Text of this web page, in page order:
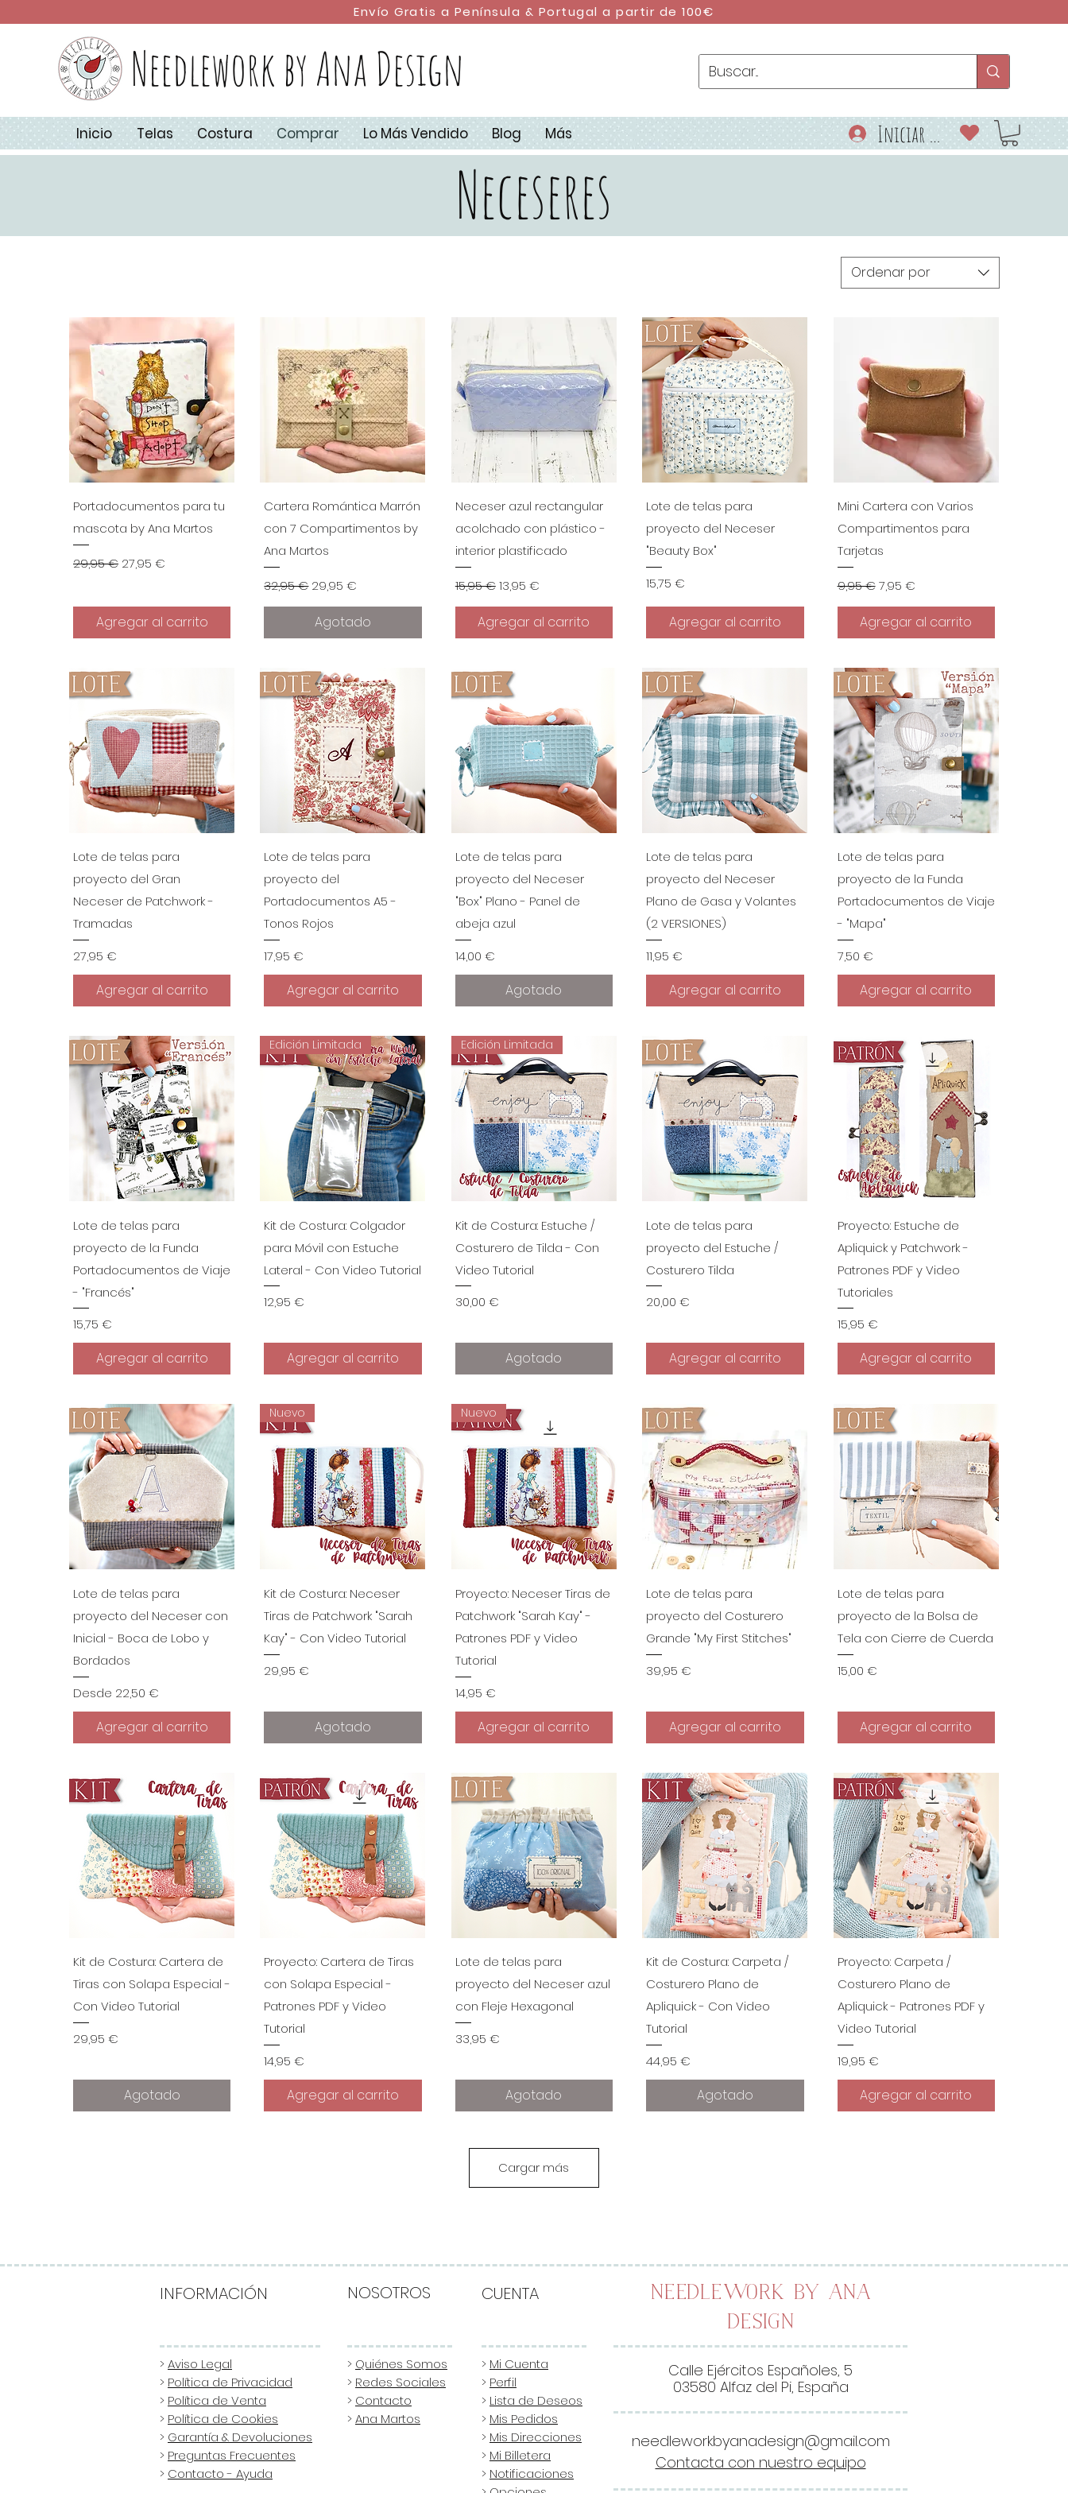
Envío Gratis a Península & Portugal a partir de 100€
Needlework by Ana Design
Inicio Telas Costura Comprar Lo Más Vendido Blog Más Iniciar sesión
Neceseres
Ordenar por
Vista rápida
Portadocumentos para tu
mascota by Ana Martos
Precio
29,95 € Precio de oferta
27,95 €
Agregar al carrito
Vista rápida
Cartera Romántica Marrón
con 7 Compartimentos by
Ana Martos
Precio
32,95 € Precio de oferta
29,95 €
Agotado
Vista rápida
Neceser azul rectangular
acolchado con plástico -
interior plastificado
Precio
15,95 € Precio de oferta
13,95 €
Agregar al carrito
Vista rápida
Lote de telas para
proyecto del Neceser
"Beauty Box"
Precio
15,75 €
Agregar al carrito
Vista rápida
Mini Cartera con Varios
Compartimentos para
Tarjetas
Precio
9,95 € Precio de oferta
7,95 €
Agregar al carrito
Vista rápida
Lote de telas para
proyecto del Gran
Neceser de Patchwork -
Tramadas
Precio
27,95 €
Agregar al carrito
Vista rápida
Lote de telas para
proyecto del
Portadocumentos A5 -
Tonos Rojos
Precio
17,95 €
Agregar al carrito
Vista rápida
Lote de telas para
proyecto del Neceser
"Box" Plano - Panel de
abeja azul
Precio
14,00 €
Agotado
Vista rápida
Lote de telas para
proyecto del Neceser
Plano de Gasa y Volantes
(2 VERSIONES)
Precio
11,95 €
Agregar al carrito
Vista rápida
Lote de telas para
proyecto de la Funda
Portadocumentos de Viaje
- "Mapa"
Precio
7,50 €
Agregar al carrito
Vista rápida
Lote de telas para
proyecto de la Funda
Portadocumentos de Viaje
- "Francés"
Precio
15,75 €
Agregar al carrito
Vista rápida
Edición Limitada
Kit de Costura: Colgador
para Móvil con Estuche
Lateral - Con Video Tutorial
Precio
12,95 €
Agregar al carrito
Vista rápida
Edición Limitada
Kit de Costura: Estuche /
Costurero de Tilda - Con
Video Tutorial
Precio
30,00 €
Agotado
Vista rápida
Lote de telas para
proyecto del Estuche /
Costurero Tilda
Precio
20,00 €
Agregar al carrito
Vista rápida
Proyecto: Estuche de
Apliquick y Patchwork -
Patrones PDF y Video
Tutoriales
Precio
15,95 €
Agregar al carrito
Vista rápida
Lote de telas para
proyecto del Neceser con
Inicial - Boca de Lobo y
Bordados
Desde 22,50 €
Precio de oferta
Agregar al carrito
Vista rápida
Nuevo
Kit de Costura: Neceser
Tiras de Patchwork "Sarah
Kay" - Con Video Tutorial
Precio
29,95 €
Agotado
Vista rápida
Nuevo
Proyecto: Neceser Tiras de
Patchwork "Sarah Kay" -
Patrones PDF y Video
Tutorial
Precio
14,95 €
Agregar al carrito
Vista rápida
Lote de telas para
proyecto del Costurero
Grande "My First Stitches"
Precio
39,95 €
Agregar al carrito
Vista rápida
Lote de telas para
proyecto de la Bolsa de
Tela con Cierre de Cuerda
Precio
15,00 €
Agregar al carrito
Vista rápida
Kit de Costura: Cartera de
Tiras con Solapa Especial -
Con Video Tutorial
Precio
29,95 €
Agotado
Vista rápida
Proyecto: Cartera de Tiras
con Solapa Especial -
Patrones PDF y Video
Tutorial
Precio
14,95 €
Agregar al carrito
Vista rápida
Lote de telas para
proyecto del Neceser azul
con Fleje Hexagonal
Precio
33,95 €
Agotado
Vista rápida
Kit de Costura: Carpeta /
Costurero Plano de
Apliquick - Con Video
Tutorial
Precio
44,95 €
Agotado
Vista rápida
Proyecto: Carpeta /
Costurero Plano de
Apliquick - Patrones PDF y
Video Tutorial
Precio
19,95 €
Agregar al carrito
Cargar más
INFORMACIÓN
>Aviso Legal
> Política de Privacidad
> Política de Venta
> Política de Cookies
> Garantía & Devoluciones
> Preguntas Frecuentes
> Contacto - Ayuda
NOSOTROS
> Quiénes Somos
> Redes Sociales
> Contacto
>Ana Martos
CUENTA
> Mi Cuenta
> Perfil
> Lista de Deseos
> Mis Pedidos
> Mis Direcciones
> Mi Billetera
> Notificaciones
Needlework by Ana
Design
Calle Ejércitos Españoles, 5
03580 Alfaz del Pi, España
needleworkbyanadesign@gmail.com
Contacta con nuestro equipo